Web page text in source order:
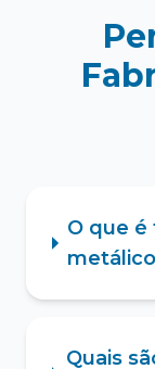
O que
Quais